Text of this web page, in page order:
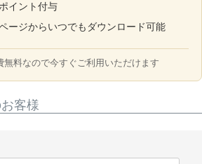
イント付与
ージからいつでもダウンロード可能
無料なので今すぐご利用いただけます
客様